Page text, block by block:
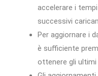
accelerare i
successivi
Per aggiornare i
è sufficiente
ottenere gli ultimi